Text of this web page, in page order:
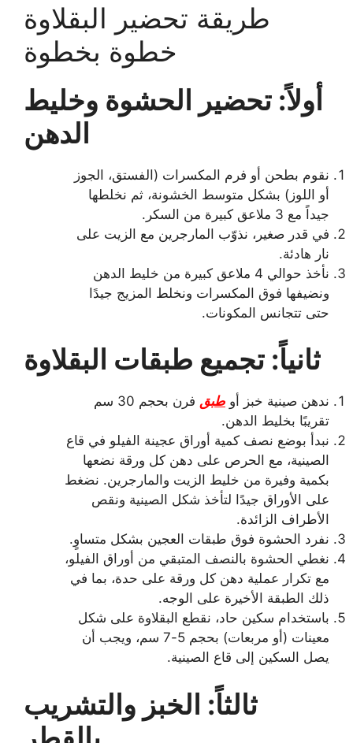
طريقة تحضير البقلاوة
خطوة بخطوة
أولاً: تحضير الحشوة وخليط
الدهن
نقوم بطحن أو فرم المكسرات (الفستق، الجوز
أو اللوز) بشكل متوسط الخشونة، ثم نخلطها
جيداً مع 3 ملاعق كبيرة من السكر.
في قدر صغير، نذوّب المارجرين مع الزيت على
نار هادئة.
نأخذ حوالي 4 ملاعق كبيرة من خليط الدهن
ونضيفها فوق المكسرات ونخلط المزيج جيدًا
حتى تتجانس المكونات.
ثانياً: تجميع طبقات البقلاوة
ندهن صينية خبز أو طبق
فرن بحجم 30 سم
تقريبًا بخليط الدهن.
نبدأ بوضع نصف كمية أوراق عجينة الفيلو في قاع
الصينية، مع الحرص على دهن كل ورقة نضعها
بكمية وفيرة من خليط الزيت والمارجرين. نضغط
على الأوراق جيدًا لتأخذ شكل الصينية ونقص
الأطراف الزائدة.
نفرد الحشوة فوق طبقات العجين بشكل متساوٍ.
نغطي الحشوة بالنصف المتبقي من أوراق الفيلو،
مع تكرار عملية دهن كل ورقة على حدة، بما في
ذلك الطبقة الأخيرة على الوجه.
باستخدام سكين حاد، نقطع البقلاوة على شكل
معينات (أو مربعات) بحجم 5-7 سم، ويجب أن
يصل السكين إلى قاع الصينية.
ثالثاً: الخبز والتشريب